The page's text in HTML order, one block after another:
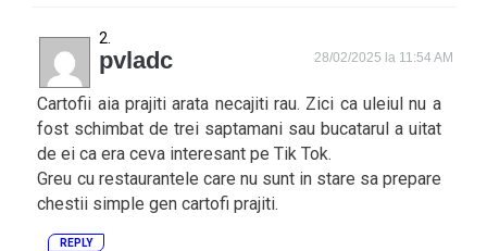
pvladc 28/02/2025 la 11:54 AM
Cartofii aia prajiti arata necajiti rau. Zici ca uleiul nu a
fost schimbat de trei saptamani sau bucatarul a uitat
de ei ca era ceva interesant pe Tik Tok.
Greu cu restaurantele care nu sunt in stare sa prepare
chestii simple gen cartofi prajiti.
REPLY